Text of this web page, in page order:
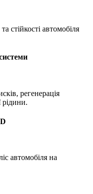
стійкості автомобіля
регенерація
рідини.
автомобіля на